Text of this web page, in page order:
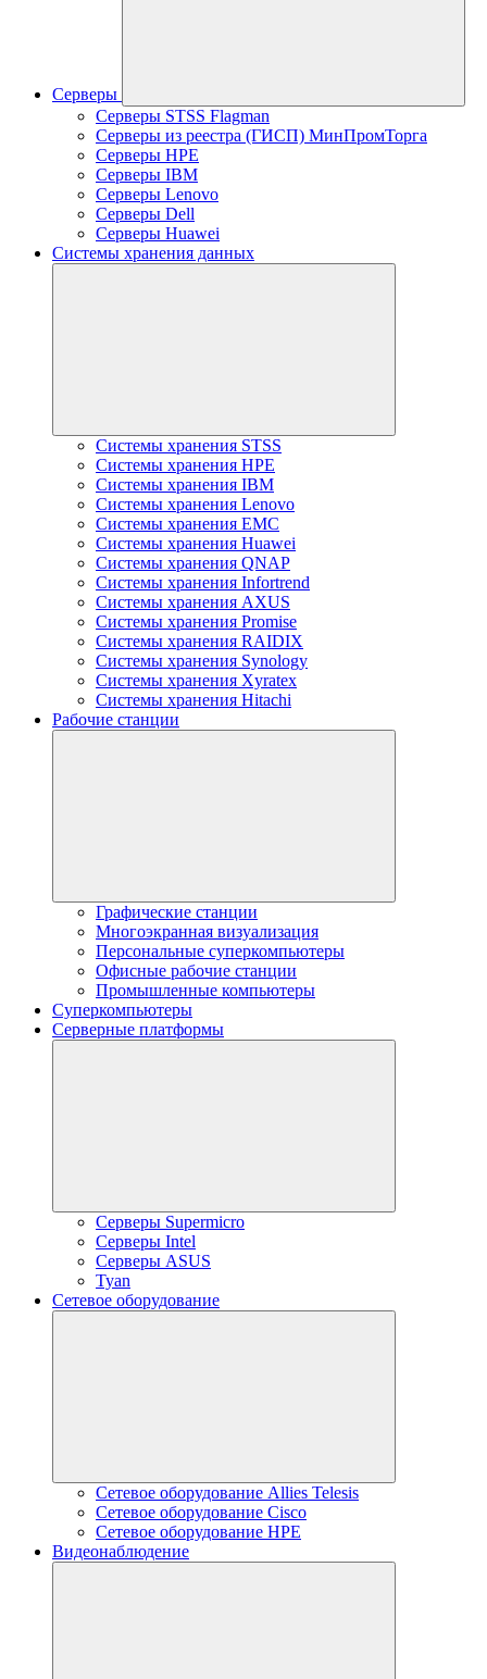
Серверы
Серверы STSS Flagman
Серверы из реестра (ГИСП) МинПромТорга
Серверы HPE
Серверы IBM
Серверы Lenovo
Серверы Dell
Серверы Huawei
Системы хранения данных
Системы хранения STSS
Системы хранения HPE
Системы хранения IBM
Системы хранения Lenovo
Системы хранения EMC
Системы хранения Huawei
Системы хранения QNAP
Системы хранения Infortrend
Системы хранения AXUS
Системы хранения Promise
Системы хранения RAIDIX
Системы хранения Synology
Системы хранения Xyratex
Системы хранения Hitachi
Рабочие станции
Графические станции
Многоэкранная визуализация
Персональные суперкомпьютеры
Офисные рабочие станции
Промышленные компьютеры
Суперкомпьютеры
Серверные платформы
Серверы Supermicro
Серверы Intel
Серверы ASUS
Tyan
Сетевое оборудование
Сетевое оборудование Allies Telesis
Сетевое оборудование Cisco
Сетевое оборудование HPE
Видеонаблюдение